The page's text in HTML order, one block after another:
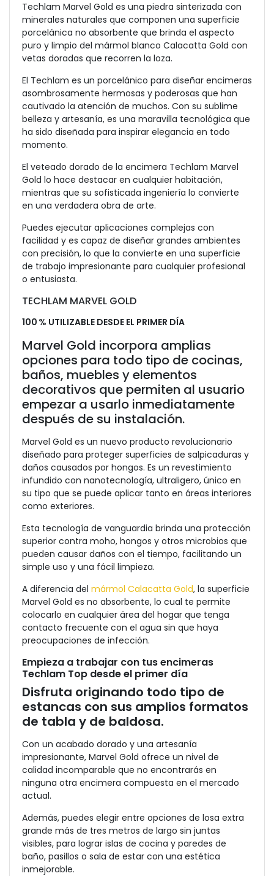
Techlam Marvel Gold es una piedra sinterizada con
minerales naturales que componen una superficie
porcelánica no absorbente que brinda el aspecto
puro y limpio del mármol blanco Calacatta Gold con
vetas doradas que recorren la loza.
El Techlam es un porcelánico para diseñar encimeras
asombrosamente hermosas y poderosas que han
cautivado la atención de muchos. Con su sublime
belleza y artesanía, es una maravilla tecnológica que
ha sido diseñada para inspirar elegancia en todo
momento.
El veteado dorado de la encimera Techlam Marvel
Gold lo hace destacar en cualquier habitación,
mientras que su sofisticada ingeniería lo convierte
en una verdadera obra de arte.
Puedes ejecutar aplicaciones complejas con
facilidad y es capaz de diseñar grandes ambientes
con precisión, lo que la convierte en una superficie
de trabajo impresionante para cualquier profesional
o entusiasta.
TECHLAM MARVEL GOLD
100 % UTILIZABLE DESDE EL PRIMER DÍA
Marvel Gold incorpora amplias
opciones para todo tipo de cocinas,
baños, muebles y elementos
decorativos que permiten al usuario
empezar a usarlo inmediatamente
después de su instalación.
Marvel Gold es un nuevo producto revolucionario
diseñado para proteger superficies de salpicaduras y
daños causados por hongos. Es un revestimiento
infundido con nanotecnología, ultraligero, único en
su tipo que se puede aplicar tanto en áreas interiores
como exteriores.
Esta tecnología de vanguardia brinda una protección
superior contra moho, hongos y otros microbios que
pueden causar daños con el tiempo, facilitando un
simple uso y una fácil limpieza.
A diferencia del mármol Calacatta Gold, la superficie
Marvel Gold es no absorbente, lo cual te permite
colocarlo en cualquier área del hogar que tenga
contacto frecuente con el agua sin que haya
preocupaciones de infección.
Empieza a trabajar con tus encimeras
Techlam Top desde el primer día
Disfruta originando todo tipo de
estancas con sus amplios formatos
de tabla y de baldosa.
Con un acabado dorado y una artesanía
impresionante, Marvel Gold ofrece un nivel de
calidad incomparable que no encontrarás en
ninguna otra encimera compuesta en el mercado
actual.
Además, puedes elegir entre opciones de losa extra
grande más de tres metros de largo sin juntas
visibles, para lograr islas de cocina y paredes de
baño, pasillos o sala de estar con una estética
inmejorable.